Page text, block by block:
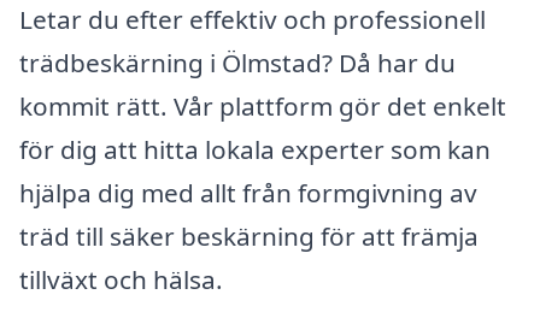
Letar du efter effektiv och professionell
trädbeskärning i Ölmstad? Då har du
kommit rätt. Vår plattform gör det enkelt
för dig att hitta lokala experter som kan
hjälpa dig med allt från formgivning av
träd till säker beskärning för att främja
tillväxt och hälsa.